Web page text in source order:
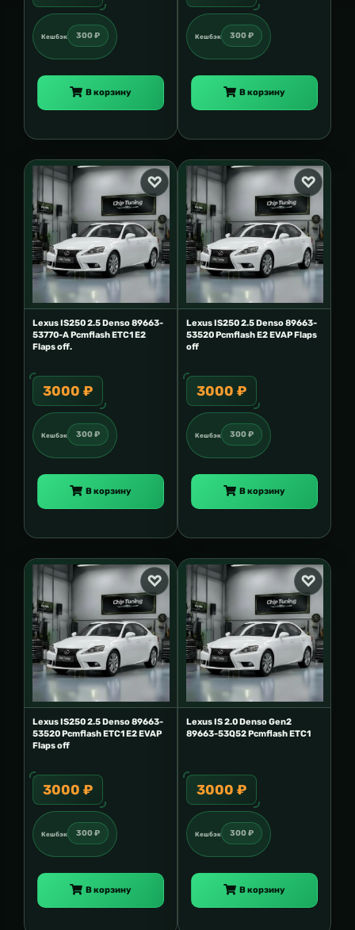
Кешбэк 300 ₽
В корзину
Кешбэк 300 ₽
В корзину
Lexus IS250 2.5 Denso 89663-
53770-A Pcmflash ETC1 E2
Flaps off.
3000 ₽
Кешбэк 300 ₽
В корзину
Lexus IS250 2.5 Denso 89663-
53520 Pcmflash E2 EVAP Flaps
off
3000 ₽
Кешбэк 300 ₽
В корзину
Lexus IS250 2.5 Denso 89663-
53520 Pcmflash ETC1 E2 EVAP
Flaps off
3000 ₽
Кешбэк 300 ₽
В корзину
Lexus IS 2.0 Denso Gen2
89663-53Q52 Pcmflash ETC1
3000 ₽
Кешбэк 300 ₽
В корзину